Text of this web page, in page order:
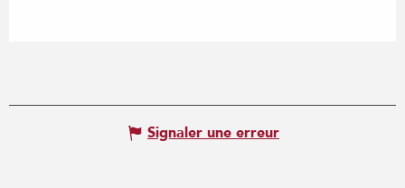
Signaler une erreur